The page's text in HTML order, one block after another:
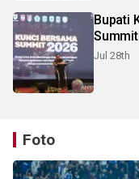
Bupati
Jul 28th
Foto